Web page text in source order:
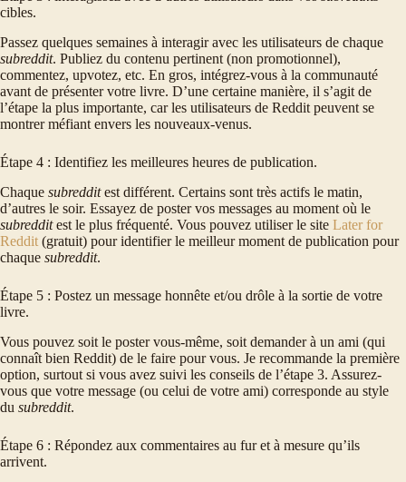
cibles.
Passez quelques semaines à interagir avec les utilisateurs de chaque
subreddit. Publiez du contenu pertinent (non promotionnel),
commentez, upvotez, etc. En gros, intégrez-vous à la communauté
avant de présenter votre livre. D’une certaine manière, il s’agit de
l’étape la plus importante, car les utilisateurs de Reddit peuvent se
montrer méfiant envers les nouveaux-venus.
Étape 4 : Identifiez les meilleures heures de publication.
Chaque subredditest différent. Certains sont très actifs le matin,
d’autres le soir. Essayez de poster vos messages au moment où le
subredditest le plus fréquenté. Vous pouvez utiliser le site Later for
Reddit (gratuit) pour identifier le meilleur moment de publication pour
chaque subreddit.
Étape 5 : Postez un message honnête et/ou drôle à la sortie de votre
livre.
Vous pouvez soit le poster vous-même, soit demander à un ami (qui
connaît bien Reddit) de le faire pour vous. Je recommande la première
option, surtout si vous avez suivi les conseils de l’étape 3. Assurez-
vous que votre message (ou celui de votre ami) corresponde au style
du subreddit.
Étape 6 : Répondez aux commentaires au fur et à mesure qu’ils
arrivent.